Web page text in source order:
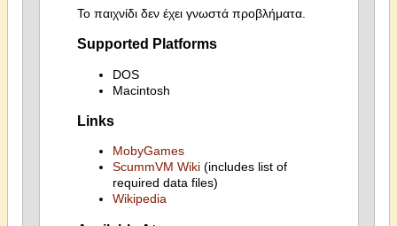
Το παιχνίδι δεν έχει γνωστά προβλήματα.
Supported Platforms
DOS
Macintosh
Links
MobyGames
ScummVM Wiki(includes list of
required data files)
Wikipedia